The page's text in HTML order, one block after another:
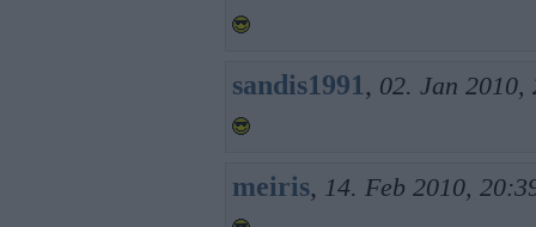
sandis1991 , 02. Jan 2010,
meiris, 14. Feb 2010,